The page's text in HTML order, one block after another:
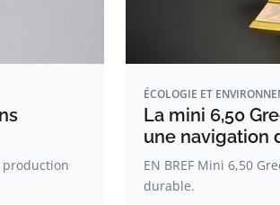
production
ÉCOLOGIE ET
La mini 6,50
une navigation
EN BREF Mini 6,50
durable.